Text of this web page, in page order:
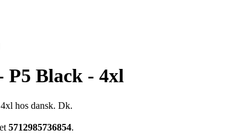
P5 Black - 4xl
hos dansk. Dk.
5712985736854.